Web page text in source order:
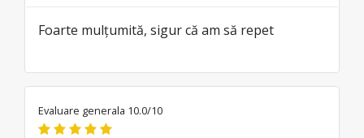
Foarte mulțumită, sigur că am să repet
Evaluare generala 10.0/10